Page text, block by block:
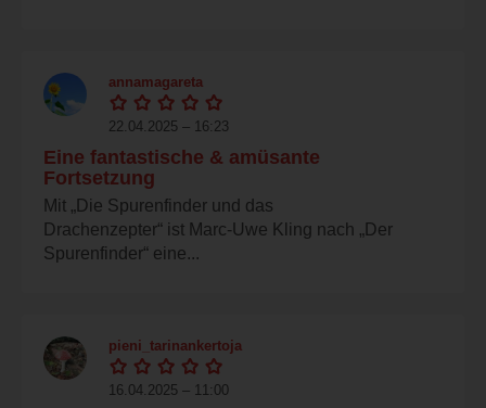
annamagareta
22.04.2025 – 16:23
Eine fantastische & amüsante
Fortsetzung
Mit „Die Spurenfinder und das
Drachenzepter“ ist Marc-Uwe Kling nach „Der
Spurenfinder“ eine...
pieni_tarinankertoja
16.04.2025 – 11:00